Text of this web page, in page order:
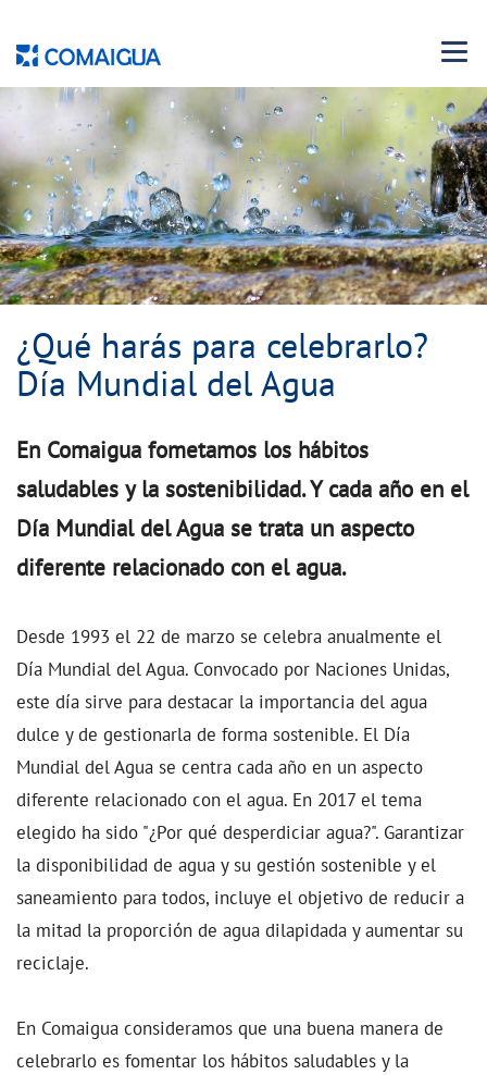
Menu
¿Qué harás para celebrarlo?
Día Mundial del Agua
En Comaigua fometamos los hábitos
saludables y la sostenibilidad. Y cada año en el
Día Mundial del Agua se trata un aspecto
diferente relacionado con el agua.
Desde 1993 el 22 de marzo se celebra anualmente el
Día Mundial del Agua. Convocado por Naciones Unidas,
este día sirve para destacar la importancia del agua
dulce y de gestionarla de forma sostenible. El Día
Mundial del Agua se centra cada año en un aspecto
diferente relacionado con el agua. En 2017 el tema
elegido ha sido "¿Por qué desperdiciar agua?". Garantizar
la disponibilidad de agua y su gestión sostenible y el
saneamiento para todos, incluye el objetivo de reducir a
la mitad la proporción de agua dilapidada y aumentar su
reciclaje.
En Comaigua consideramos que una buena manera de
celebrarlo es fomentar los hábitos saludables y la